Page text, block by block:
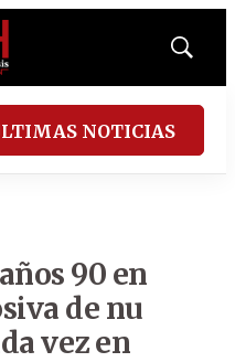
Mostrar
NOTICIAS
90 en
de nu
vez en